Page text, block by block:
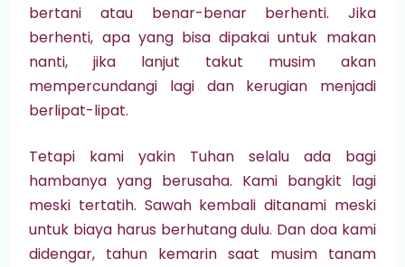
bertani atau benar-benar berhenti. Jika
berhenti, apa yang bisa dipakai untuk makan
nanti, jika lanjut takut musim akan
mempercundangi lagi dan kerugian menjadi
berlipat-lipat.
Tetapi kami yakin Tuhan selalu ada bagi
hambanya yang berusaha. Kami bangkit lagi
meski tertatih. Sawah kembali ditanami meski
untuk biaya harus berhutang dulu. Dan doa kami
didengar, tahun kemarin saat musim tanam